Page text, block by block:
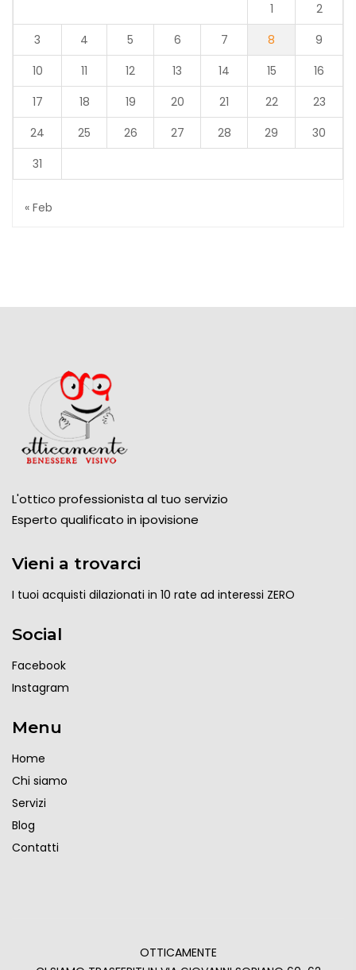
1
2
3
4 5 6 7 8
9
10
11 12 13 14 15
16
17
18 19 20 21 22
23
24
25 26 27 28 29
30
31
« Feb
L'ottico professionista al tuo servizio
Esperto qualificato in ipovisione
Vieni a trovarci
I tuoi acquisti dilazionati in 10 rate ad interessi ZERO
Social
Facebook
Instagram
Menu
Home
Chi siamo
Servizi
Blog
Contatti
OTTICAMENTE